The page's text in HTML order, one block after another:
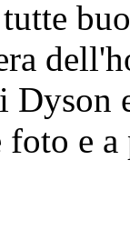
Dyson
foto e